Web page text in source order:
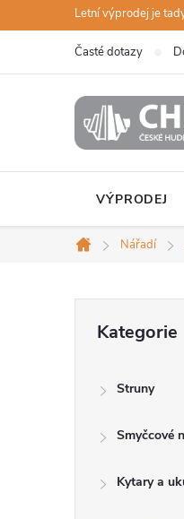
na
Letní výprodej je
Časté dotazy
VÝPRODEJ
Domů
Nářadí
kategorie
Kategorie
Struny
Smyčcové
Kytary a